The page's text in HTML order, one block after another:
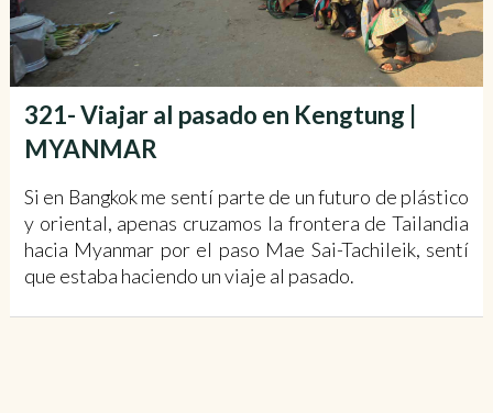
321- Viajar al pasado en Kengtung |
MYANMAR
Si en Bangkok me sentí parte de un futuro de plástico
y oriental, apenas cruzamos la frontera de Tailandia
hacia Myanmar por el paso Mae Sai-Tachileik, sentí
que estaba haciendo un viaje al pasado.